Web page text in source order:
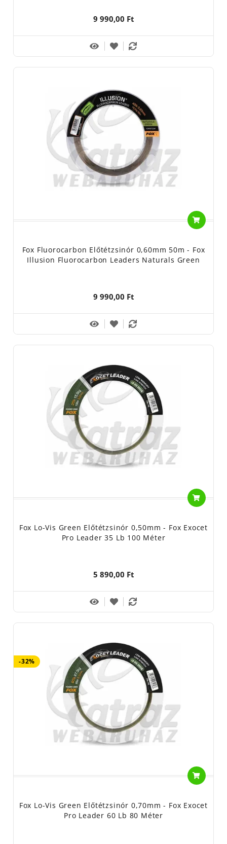
9 990,00 Ft
Fox Fluorocarbon Előtétzsinór 0,60mm 50m - Fox
Illusion Fluorocarbon Leaders Naturals Green
9 990,00 Ft
Fox Lo-Vis Green Előtétzsinór 0,50mm - Fox Exocet
Pro Leader 35 Lb 100 Méter
5 890,00 Ft
-32%
Fox Lo-Vis Green Előtétzsinór 0,70mm - Fox Exocet
Pro Leader 60 Lb 80 Méter